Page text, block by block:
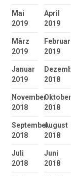
Mai
2019
April
2019
März
2019
Februar
2019
Januar
2019
2018
November
2018
Oktober
2018
September
2018
August
2018
Juli
2018
Juni
2018